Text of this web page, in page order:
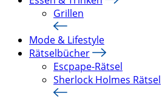
Grillen
Mode & Lifestyle
Rätselbücher
Escpape-Rätsel
Sherlock Holmes Rätsel